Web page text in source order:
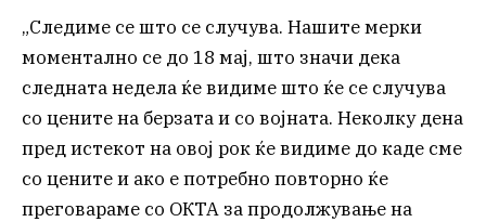
„Следиме се што се случува. Нашите мерки
моментално се до 18 мај, што значи дека
следната недела ќе видиме што ќе се случува
со цените на берзата и со војната. Неколку дена
пред истекот на овој рок ќе видиме до каде сме
со цените и ако е потребно повторно ќе
преговараме со ОКТА за продолжување на